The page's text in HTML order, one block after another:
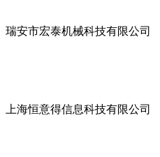
瑞安市宏泰机械科技有限公司
上海恒意得信息科技有限公司